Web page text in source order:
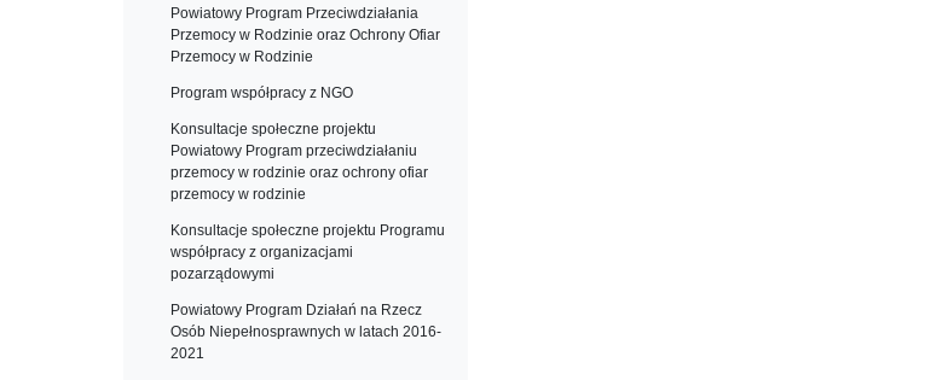
Powiatowy Program Przeciwdziałania
Przemocy w Rodzinie oraz Ochrony Ofiar
Przemocy w Rodzinie
Program współpracy z NGO
Konsultacje społeczne projektu
Powiatowy Program przeciwdziałaniu
przemocy w rodzinie oraz ochrony ofiar
przemocy w rodzinie
Konsultacje społeczne projektu Programu
współpracy z organizacjami
pozarządowymi
Powiatowy Program Działań na Rzecz
Osób Niepełnosprawnych w latach 2016-
2021